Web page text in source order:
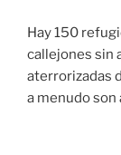
Hay 150
callejones sin
aterrorizadas
a menudo son